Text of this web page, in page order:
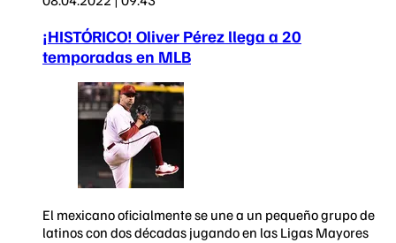
¡HISTÓRICO! Oliver Pérez llega a 20
temporadas en MLB
El mexicano oficialmente se une a un pequeño grupo de
latinos con dos décadas jugando en las Ligas Mayores